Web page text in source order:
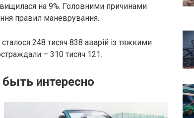
на 9%. Головними причинами
правил маневрування.
248 тисяч 838 аварій із тяжкими
– 310 тисяч 121.
интересно